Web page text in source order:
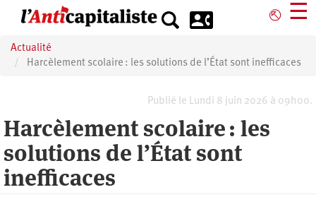
principal
⎋ ☰
Actualité
Harcèlement scolaire : les solutions de l’État sont inefficaces
Publié le Lundi 8 juin 2026 à 09h00.
Harcèlement scolaire : les
solutions de l’État sont
inefficaces